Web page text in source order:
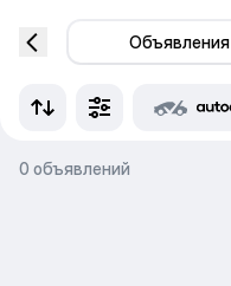
Объявления
0 объявлений